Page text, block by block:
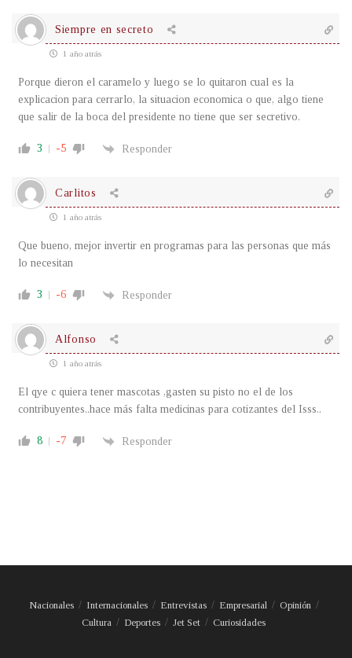
Siempre en secreto
1 año atrás
Porque dieron el caramelo y luego se lo quitaron cual es la
explicacion para cerrarlo, la situacion economica o que, algo tiene
que salir de la boca del presidente no tiene que ser secretivo.
3 -5 Responder
Carlitos
1 año atrás
Que bueno, mejor invertir en programas para las personas que más
lo necesitan
3 -6 Responder
Alfonso
1 año atrás
El qye c quiera tener mascotas ,gasten su pisto no el de los
contribuyentes..hace más falta medicinas para cotizantes del Isss..
8 -7 Responder
Nacionales Internacionales Entrevistas Empresarial
Opinión
Cultura
Deportes Jet Set Curiosidades